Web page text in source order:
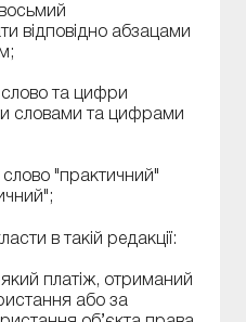
відповідно абзацами
слово та цифри
словами та цифрами
слово "практичний"
в такій редакції:
платіж, отриманий
або за